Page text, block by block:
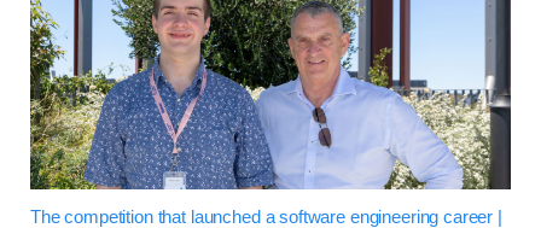
The competition that launched a software engineering career |